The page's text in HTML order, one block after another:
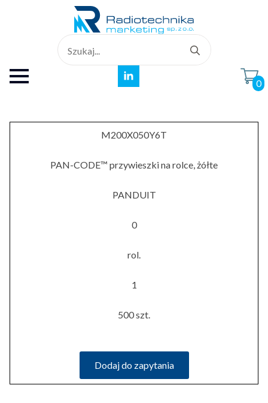
for:
0
M200X050Y6T
PAN-CODE™ przywieszki na rolce, żółte
PANDUIT
0
rol.
1
500 szt.
Dodaj do zapytania